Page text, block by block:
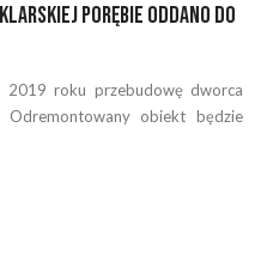
Porębie oddano do
2019 roku przebudowę dworca
Odremontowany obiekt będzie